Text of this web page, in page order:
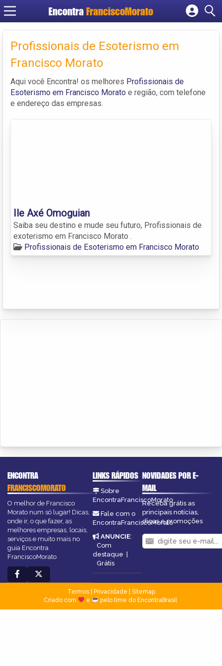
Encontra FranciscoMorato
Cadastrar empresa
Criar conta
Profissionais de Esoterismo em
Francisco Morato
Aqui você Encontra! os melhores Profissionais de
Esoterismo em Francisco Morato e região, com telefone
e endereço das empresas.
Ile Axé Omoguian
Saiba seu destino e mude seu futuro, Profissionais de
exoterismo em Francisco Morato .
Profissionais de Esoterismo em Francisco Morato
ENCONTRA
FRANCISCOMORATO
O melhor de Francisco
Morato num só lugar! Dicas,
onde ir, o que fazer, as
melhores empresas, locais,
serviços e muito mais no
guia Encontra
FranciscoMorato
LINKS RÁPIDOS
Sobre
EncontraFranciscoMorato
Fale com o
EncontraFranciscoMorato
ANUNCIE:
Com
destaque |
Grátis
NOVIDADES POR E-
MAIL
Receba grátis as
principais notícias,
dicas e promoções
Termos| Privacidade
Sitemap
Criado com
e pelo time do EncontraBrasil